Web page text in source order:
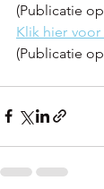
(Publicatie
Klik hier
(Publicatie